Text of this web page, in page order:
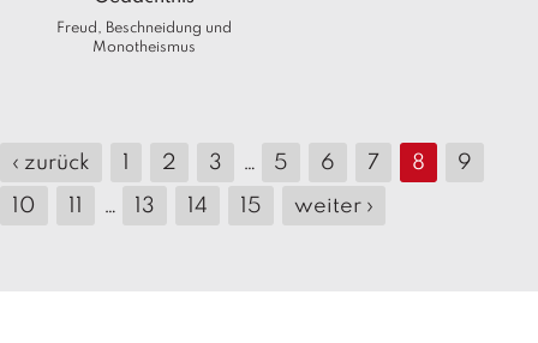
Freud, Beschneidung und
Monotheismus
‹ zurück 2 3 … 5 6 7 8
9
10
… 13 14 15 weiter ›